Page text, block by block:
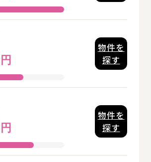
円
物件を
探す
円
物件を
探す